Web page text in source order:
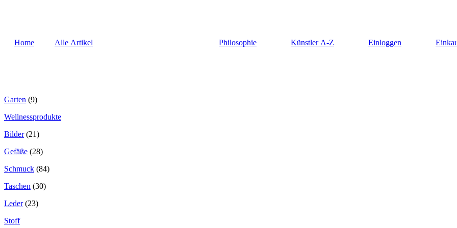
Home Alle Artikel Philosophie Künstler A-Z Einloggen
Garten (9)
Wellnessprodukte
Bilder (21)
Gefäße (28)
Schmuck (84)
Taschen (30)
Leder (23)
Stoff